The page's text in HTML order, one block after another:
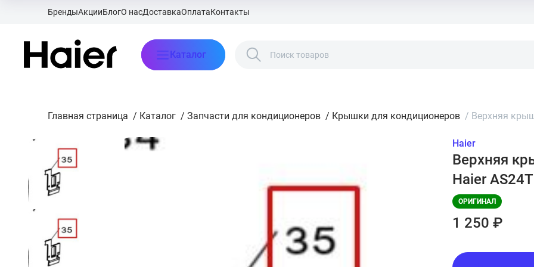
БрендыАкцииБлогО насДоставкаОплатаКонтакты
Каталог
Главная страница / Каталог / Запчасти для кондиционеров / Крышки для кондиционеров / Верхняя
Haier
Верхняя
Haier
ОРИГИНАЛ
1 250 ₽